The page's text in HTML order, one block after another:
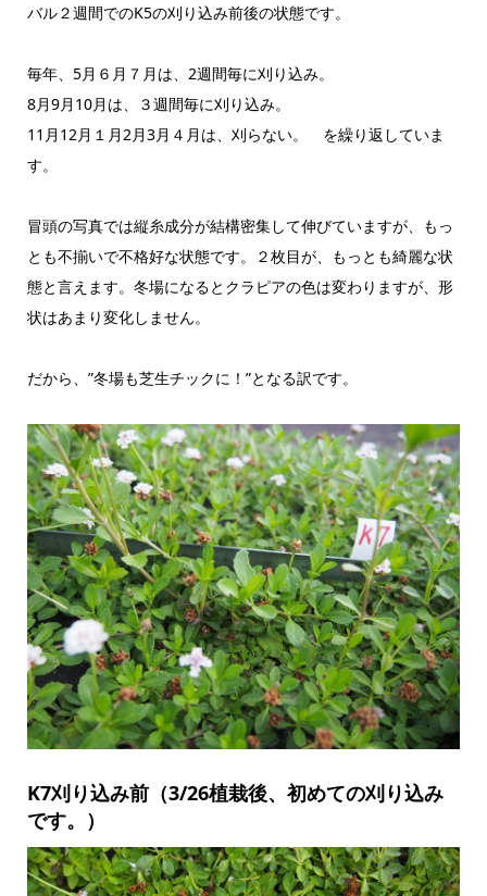
バル２週間でのK5の刈り込み前後の状態です。
毎年、5月６月７月は、2週間毎に刈り込み。
8月9月10月は、３週間毎に刈り込み。
11月12月１月2月3月４月は、刈らない。 を繰り返していま
す。
冒頭の写真では縦糸成分が結構密集して伸びていますが、もっ
とも不揃いで不格好な状態です。２枚目が、もっとも綺麗な状
態と言えます。冬場になるとクラピアの色は変わりますが、形
状はあまり変化しません。
だから、”冬場も芝生チックに！”となる訳です。
K7刈り込み前（3/26植栽後、初めての刈り込み
です。）